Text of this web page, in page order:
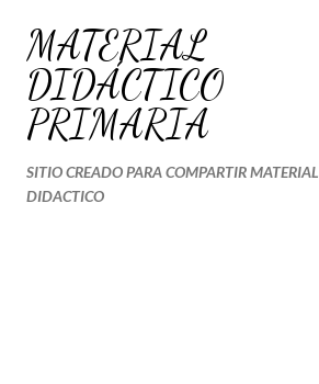
Ir al contenido principal
MATERIAL
DIDÁCTICO
PRIMARIA
SITIO CREADO PARA COMPARTIR MATERIAL
DIDACTICO